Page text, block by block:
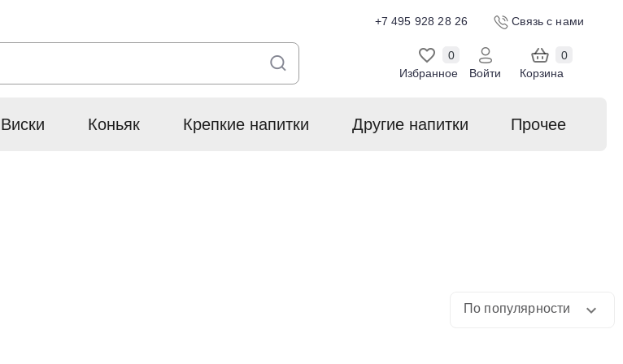
+7 495 928 28 26 Связь с нами
Избранное
0
Войти
Корзина
0
Виски Коньяк Крепкие напитки Другие напитки Прочее
По популярности